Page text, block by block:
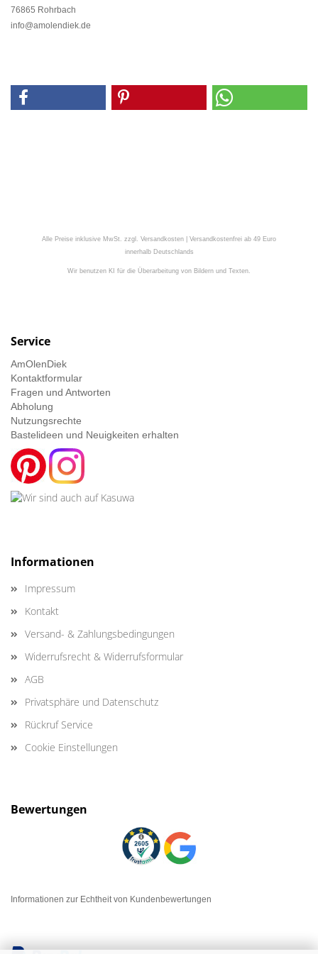
76865 Rohrbach
info@amolendiek.de
Alle Preise inklusive MwSt. zzgl. Versandkosten | Versandkostenfrei ab 49 Euro
innerhalb Deutschlands
Wir benutzen KI für die Überarbeitung von Bildern und Texten.
Service
AmOlenDiek
Kontaktformular
Fragen und Antworten
Abholung
Nutzungsrechte
Bastelideen und Neuigkeiten erhalten
Informationen
Impressum
Kontakt
Versand- & Zahlungsbedingungen
Widerrufsrecht & Widerrufsformular
AGB
Privatsphäre und Datenschutz
Rückruf Service
Cookie Einstellungen
Bewertungen
Informationen zur Echtheit von Kundenbewertungen